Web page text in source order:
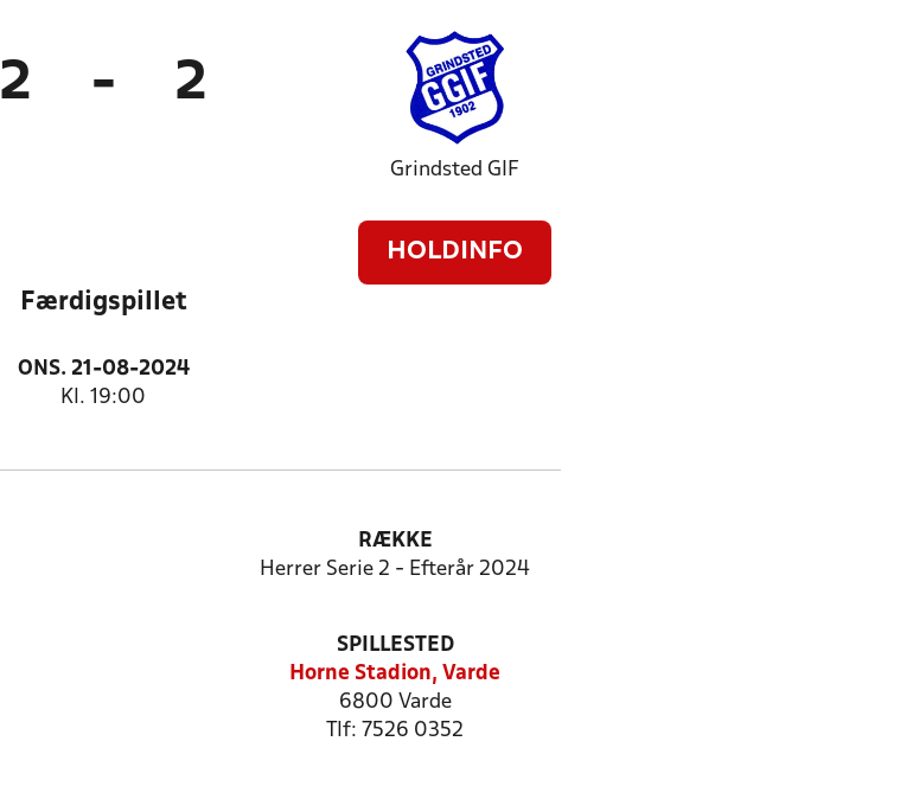
2 - 2
Grindsted GIF
HOLDINFO
Færdigspillet
ONS. 21-08-2024
Kl. 19:00
RÆKKE
Herrer Serie 2 - Efterår 2024
SPILLESTED
Horne Stadion, Varde
6800 Varde
Tlf: 7526 0352